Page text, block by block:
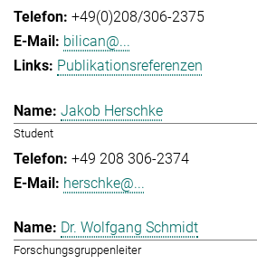
+49(0)208/306-2375
bilican@...
Publikationsreferenzen
Jakob Herschke
Student
+49 208 306-2374
herschke@...
Dr. Wolfgang Schmidt
Forschungsgruppenleiter